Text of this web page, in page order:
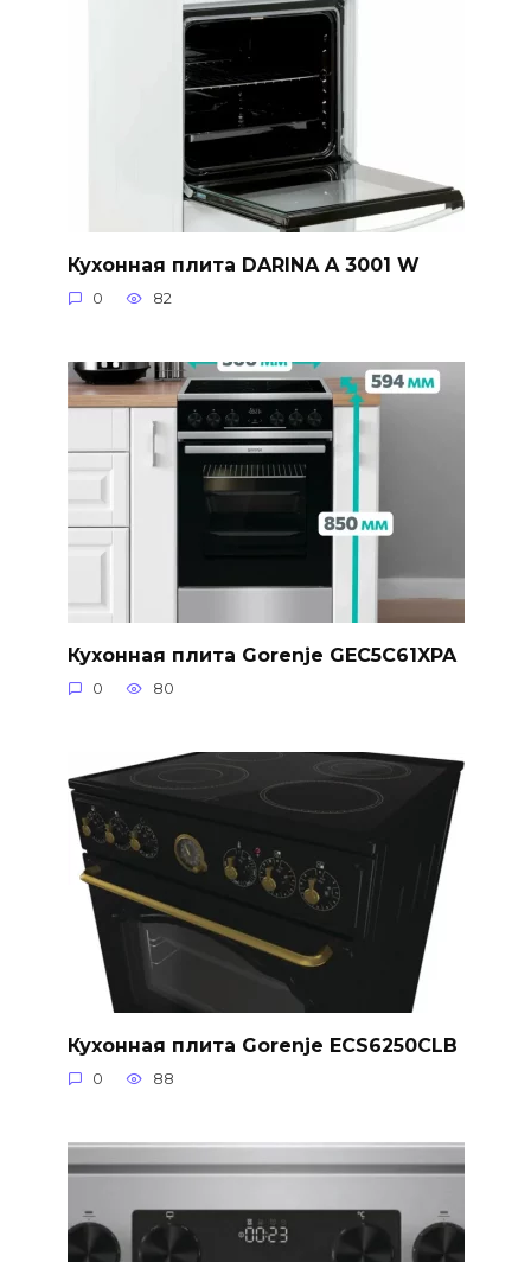
Кухонная плита DARINA A 3001 W
0 82
Кухонная плита Gorenje GEC5C61XPA
0 80
Кухонная плита Gorenje ECS6250CLB
0 88